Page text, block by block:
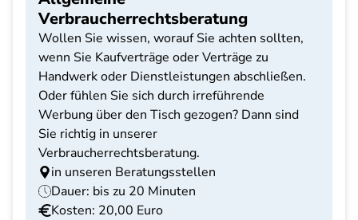
Verbraucherrechtsberatung
Wollen Sie wissen, worauf Sie achten sollten,
wenn Sie Kaufverträge oder Verträge zu
Handwerk oder Dienstleistungen abschließen.
Oder fühlen Sie sich durch irreführende
Werbung über den Tisch gezogen? Dann sind
Sie richtig in unserer
Verbraucherrechtsberatung.
in unseren Beratungsstellen
Dauer: bis zu 20 Minuten
Kosten: 20,00 Euro